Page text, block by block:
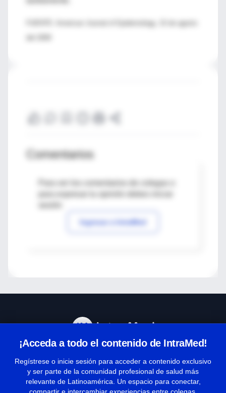
Comentarios
Para ver los comentarios de colegas o
Ingresar a IntraMed
¡Acceda a todo el contenido de IntraMed!
Regístrese o inicie sesión para acceder a contenido exclusivo
y ser parte de la comunidad profesional de salud más
relevante de Latinoamérica. Un espacio para conectar,
Términos y condiciones